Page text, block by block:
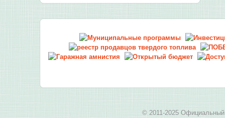
© 2011-2025 Официальный